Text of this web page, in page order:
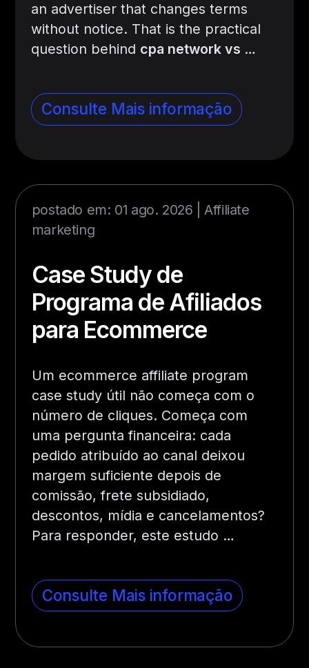
an advertiser that changes terms
without notice. That is the practical
question behind cpa network vs …
Consulte Mais informação
postado em: 01 ago. 2026 |Affiliate
marketing
Case Study de
Programa de Afiliados
para Ecommerce
Um ecommerce affiliate program
case study útil não começa com o
número de cliques. Começa com
uma pergunta financeira: cada
pedido atribuído ao canal deixou
margem suficiente depois de
comissão, frete subsidiado,
descontos, mídia e cancelamentos?
Para responder, este estudo …
Consulte Mais informação